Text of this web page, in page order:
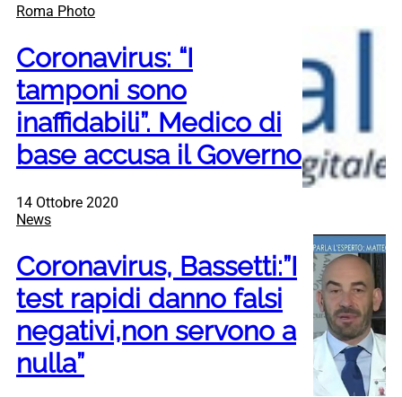
Roma Photo
Coronavirus: “I
tamponi sono
inaffidabili”. Medico di
base accusa il Governo
14 Ottobre 2020
News
Coronavirus, Bassetti:”I
test rapidi danno falsi
negativi,non servono a
nulla”